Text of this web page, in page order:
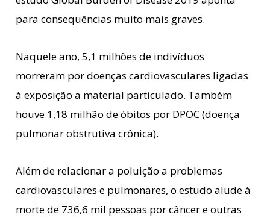
para consequências muito mais graves.
Naquele ano, 5,1 milhões de indivíduos
morreram por doenças cardiovasculares ligadas
à exposição a material particulado. Também
houve 1,18 milhão de óbitos por DPOC (doença
pulmonar obstrutiva crônica).
Além de relacionar a poluição a problemas
cardiovasculares e pulmonares, o estudo alude à
morte de 736,6 mil pessoas por câncer e outras